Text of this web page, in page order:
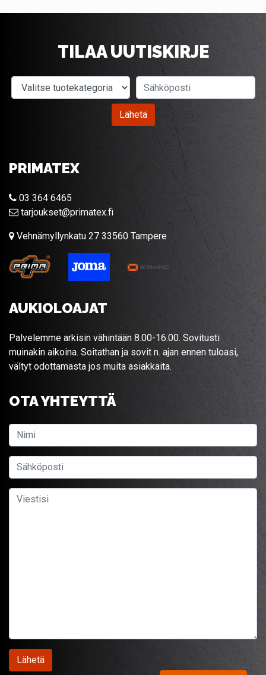
TILAA UUTISKIRJE
Valitse tuotekategoria
Lähetä
PRIMATEX
03 364 6465
tarjoukset@primatex.fi
Vehnämyllynkatu 27 33560 Tampere
AUKIOLOAJAT
Palvelemme arkisin vähintään 8.00-16.00. Sovitusti
muinakin aikoina. Soitathan ja sovit n. ajan ennen tuloasi,
vältyt odottamasta jos muita asiakkaita.
OTA YHTEYTTÄ